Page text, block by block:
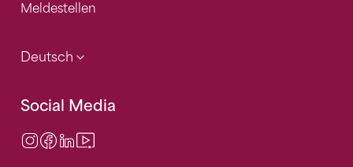
Meldestellen
Deutsch
Social Media
Instagram
Facebook
LinkedIn